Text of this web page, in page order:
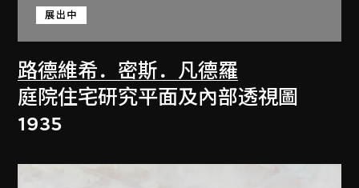
路德維希．密斯．凡德羅
展出中
庭院住宅研究平面及內部透視圖
1935